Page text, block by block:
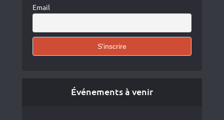
Email
Événements à venir